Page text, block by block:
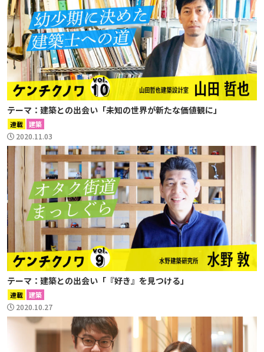
テーマ：建築との出会い「未知の世界が新たな価値観に」
連載 建築
2020.11.03
テーマ：建築との出会い「『好き』を見つける」
連載 建築
2020.10.27